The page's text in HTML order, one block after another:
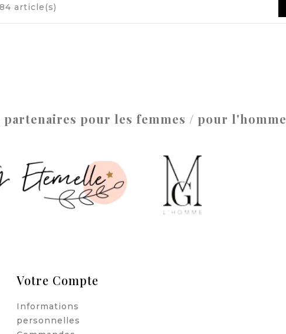
article(s)
partenaires pour les femmes / pour l'homme
Votre Compte
Informations
personnelles